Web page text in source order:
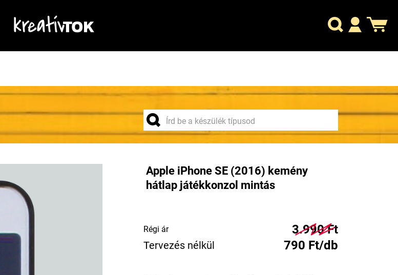
Apple iPhone SE (2016) kemény
hátlap játékkonzol mintás
Régi ár 3.990 Ft
Tervezés nélkül 790 Ft/db